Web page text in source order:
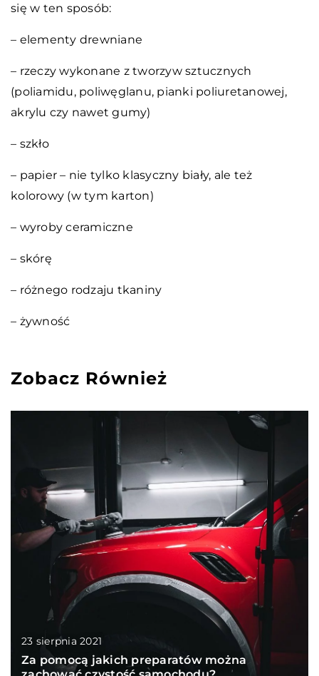
się w ten sposób:
– elementy drewniane
– rzeczy wykonane z tworzyw sztucznych
(poliamidu, poliwęglanu, pianki poliuretanowej,
akrylu czy nawet gumy)
– szkło
– papier – nie tylko klasyczny biały, ale też
kolorowy (w tym karton)
– wyroby ceramiczne
– skórę
– różnego rodzaju tkaniny
– żywność
Zobacz Również
23 sierpnia 2021
Za pomocą jakich preparatów można